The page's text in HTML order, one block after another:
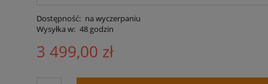
Dostępność: na wyczerpaniu
Wysyłka w: 48 godzin
3 499,00 zł